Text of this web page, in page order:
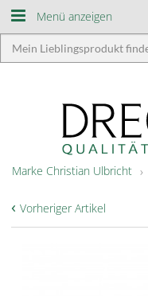
Menü anzeigen
Marke Christian Ulbricht
‹ Vorheriger Artikel